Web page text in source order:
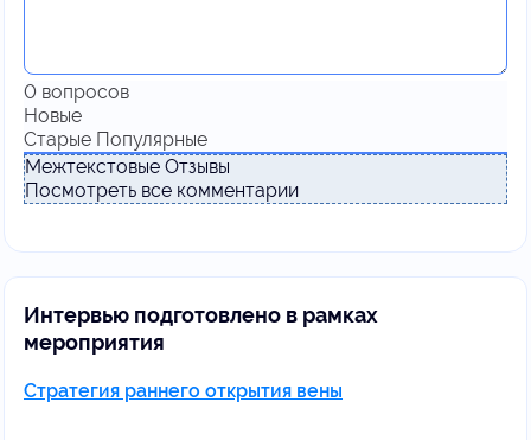
0 вопросов
Новые
Старые Популярные
Межтекстовые Отзывы
Посмотреть все комментарии
Интервью подготовлено в рамках
мероприятия
Стратегия раннего открытия вены